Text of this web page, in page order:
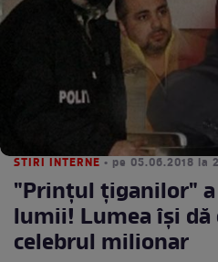
STIRI INTERNE • pe 05.06.2018 la
"Prinţul ţiganilor" a
lumii! Lumea îşi dă
celebrul milionar